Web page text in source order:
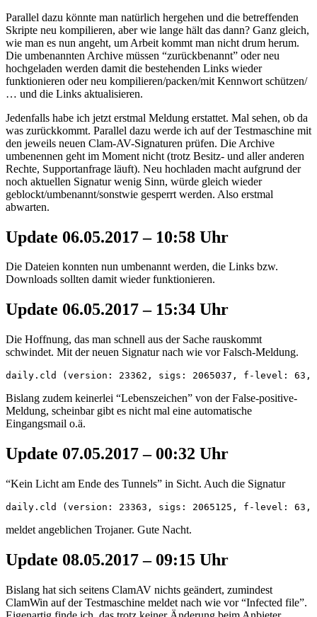
Parallel dazu könnte man natürlich hergehen und die betreffenden
Skripte neu kompilieren, aber wie lange hält das dann? Ganz gleich,
wie man es nun angeht, um Arbeit kommt man nicht drum herum.
Die umbenannten Archive müssen “zurückbenannt” oder neu
hochgeladen werden damit die bestehenden Links wieder
funktionieren oder neu kompilieren/packen/mit Kennwort schützen/
… und die Links aktualisieren.
Jedenfalls habe ich jetzt erstmal Meldung erstattet. Mal sehen, ob da
was zurückkommt. Parallel dazu werde ich auf der Testmaschine mit
den jeweils neuen Clam-AV-Signaturen prüfen. Die Archive
umbenennen geht im Moment nicht (trotz Besitz- und aller anderen
Rechte, Supportanfrage läuft). Neu hochladen macht aufgrund der
noch aktuellen Signatur wenig Sinn, würde gleich wieder
geblockt/umbenannt/sonstwie gesperrt werden. Also erstmal
abwarten.
Update 06.05.2017 – 10:58 Uhr
Die Dateien konnten nun umbenannt werden, die Links bzw.
Downloads sollten damit wieder funktionieren.
Update 06.05.2017 – 15:34 Uhr
Die Hoffnung, das man schnell aus der Sache rauskommt
schwindet. Mit der neuen Signatur nach wie vor Falsch-Meldung.
daily.cld (version: 23362, sigs: 2065037, f-level: 63,
Bislang zudem keinerlei “Lebenszeichen” von der False-positive-
Meldung, scheinbar gibt es nicht mal eine automatische
Eingangsmail o.ä.
Update 07.05.2017 – 00:32 Uhr
“Kein Licht am Ende des Tunnels” in Sicht. Auch die Signatur
daily.cld (version: 23363, sigs: 2065125, f-level: 63,
meldet angeblichen Trojaner. Gute Nacht.
Update 08.05.2017 – 09:15 Uhr
Bislang hat sich seitens ClamAV nichts geändert, zumindest
ClamWin auf der Testmaschine meldet nach wie vor “Infected file”.